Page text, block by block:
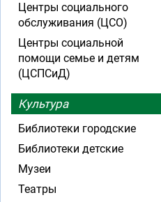
Центры социального
обслуживания (ЦСО)
Центры социальной
помощи семье и детям
(ЦСПСиД)
Культура
Библиотеки городские
Библиотеки детские
Музеи
Театры